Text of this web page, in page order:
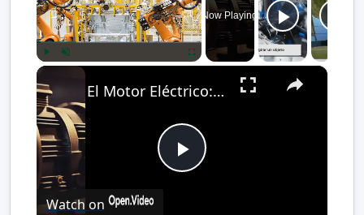
Unmute
Now Playing
×
P
El Motor Eléctrico: Revolución en la Ingeniería
Watch on